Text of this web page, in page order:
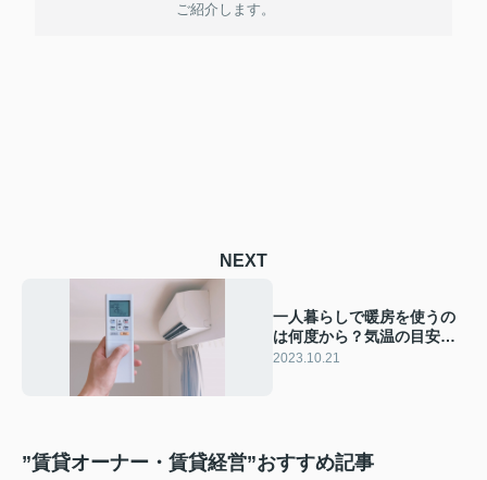
ご紹介します。
NEXT
一人暮らしで暖房を使うの
は何度から？気温の目安や
光熱費の節約術をご紹介
2023.10.21
”賃貸オーナー・賃貸経営”おすすめ記事